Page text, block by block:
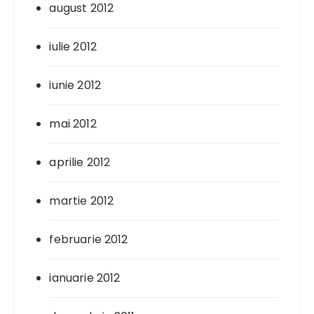
august 2012
iulie 2012
iunie 2012
mai 2012
aprilie 2012
martie 2012
februarie 2012
ianuarie 2012